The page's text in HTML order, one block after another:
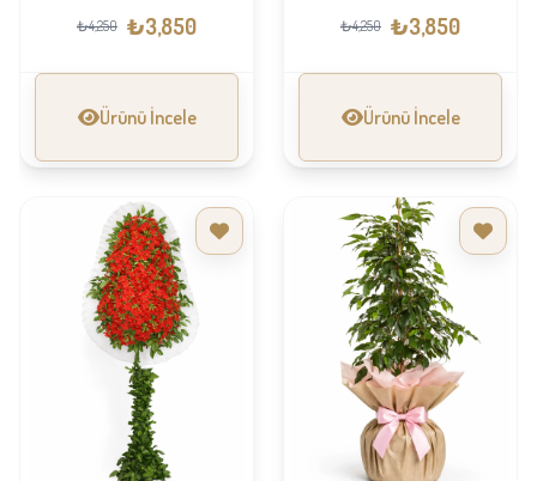
₺4,250 ₺3,850
Ürünü İncele
₺4,250 ₺3,850
Ürünü İncele